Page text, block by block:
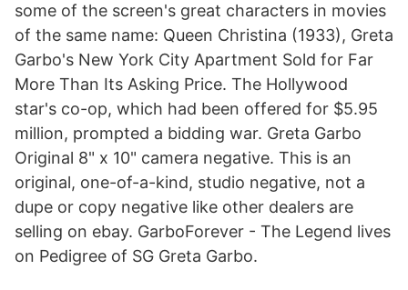
some of the screen's great characters in movies
of the same name: Queen Christina (1933), Greta
Garbo's New York City Apartment Sold for Far
More Than Its Asking Price. The Hollywood
star's co-op, which had been offered for $5.95
million, prompted a bidding war. Greta Garbo
Original 8" x 10" camera negative. This is an
original, one-of-a-kind, studio negative, not a
dupe or copy negative like other dealers are
selling on ebay. GarboForever - The Legend lives
on Pedigree of SG Greta Garbo.